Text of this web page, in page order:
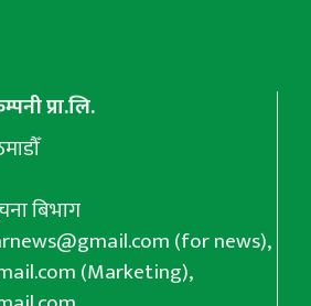
प्रा.लि.
बिभाग
(for news),
(Marketing),